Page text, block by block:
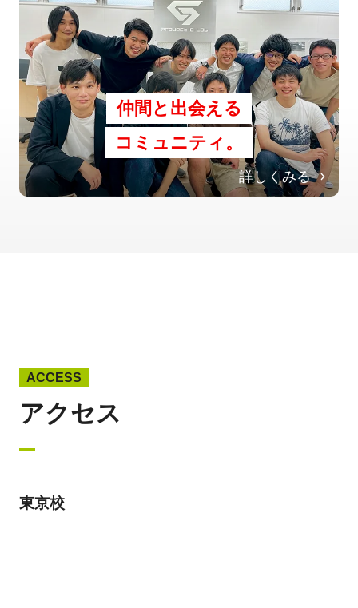
仲間と出会える
コミュニティ。
詳しくみる
ACCESS
アクセス
東京校